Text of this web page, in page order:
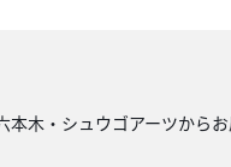
木・シュウゴアーツから